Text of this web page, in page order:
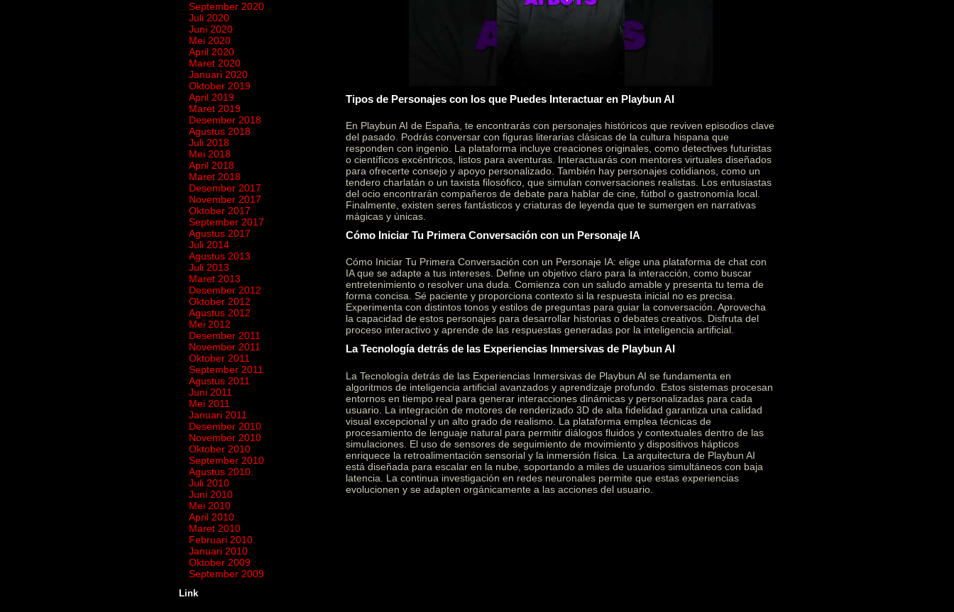
September 2020
Juli 2020
Juni 2020
Mei 2020
April 2020
Maret 2020
Januari 2020
Oktober 2019
April 2019
Maret 2019
Desember 2018
Agustus 2018
Juli 2018
Mei 2018
April 2018
Maret 2018
Desember 2017
November 2017
Oktober 2017
September 2017
Agustus 2017
Juli 2014
Agustus 2013
Juli 2013
Maret 2013
Desember 2012
Oktober 2012
Agustus 2012
Mei 2012
Desember 2011
November 2011
Oktober 2011
September 2011
Agustus 2011
Juni 2011
Mei 2011
Januari 2011
Desember 2010
November 2010
Oktober 2010
September 2010
Agustus 2010
Juli 2010
Juni 2010
Mei 2010
April 2010
Maret 2010
Februari 2010
Januari 2010
Oktober 2009
September 2009
Link
Tipos de Personajes con los que Puedes Interactuar en Playbun AI
En Playbun AI de España, te encontrarás con personajes históricos que reviven episodios clave
del pasado. Podrás conversar con figuras literarias clásicas de la cultura hispana que
responden con ingenio. La plataforma incluye creaciones originales, como detectives futuristas
o científicos excéntricos, listos para aventuras. Interactuarás con mentores virtuales diseñados
para ofrecerte consejo y apoyo personalizado. También hay personajes cotidianos, como un
tendero charlatán o un taxista filosófico, que simulan conversaciones realistas. Los entusiastas
del ocio encontrarán compañeros de debate para hablar de cine, fútbol o gastronomía local.
Finalmente, existen seres fantásticos y criaturas de leyenda que te sumergen en narrativas
mágicas y únicas.
Cómo Iniciar Tu Primera Conversación con un Personaje IA
Cómo Iniciar Tu Primera Conversación con un Personaje IA: elige una plataforma de chat con
IA que se adapte a tus intereses. Define un objetivo claro para la interacción, como buscar
entretenimiento o resolver una duda. Comienza con un saludo amable y presenta tu tema de
forma concisa. Sé paciente y proporciona contexto si la respuesta inicial no es precisa.
Experimenta con distintos tonos y estilos de preguntas para guiar la conversación. Aprovecha
la capacidad de estos personajes para desarrollar historias o debates creativos. Disfruta del
proceso interactivo y aprende de las respuestas generadas por la inteligencia artificial.
La Tecnología detrás de las Experiencias Inmersivas de Playbun AI
La Tecnología detrás de las Experiencias Inmersivas de Playbun AI se fundamenta en
algoritmos de inteligencia artificial avanzados y aprendizaje profundo. Estos sistemas procesan
entornos en tiempo real para generar interacciones dinámicas y personalizadas para cada
usuario. La integración de motores de renderizado 3D de alta fidelidad garantiza una calidad
visual excepcional y un alto grado de realismo. La plataforma emplea técnicas de
procesamiento de lenguaje natural para permitir diálogos fluidos y contextuales dentro de las
simulaciones. El uso de sensores de seguimiento de movimiento y dispositivos hápticos
enriquece la retroalimentación sensorial y la inmersión física. La arquitectura de Playbun AI
está diseñada para escalar en la nube, soportando a miles de usuarios simultáneos con baja
latencia. La continua investigación en redes neuronales permite que estas experiencias
evolucionen y se adapten orgánicamente a las acciones del usuario.